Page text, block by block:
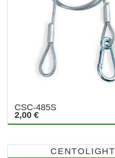
CSC-485S
2,00 €
CENTOLIGHT